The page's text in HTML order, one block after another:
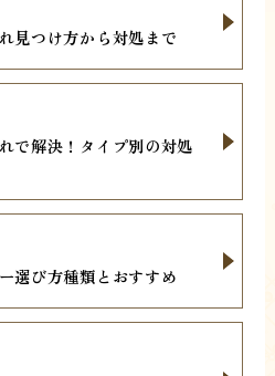
見つけ方から対処まで
で解決！タイプ別の対処
選び方種類とおすすめ